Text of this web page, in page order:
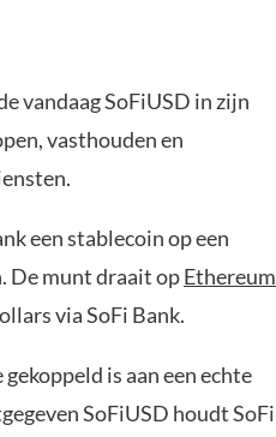
vandaag SoFiUSD in zijn
vasthouden en
een stablecoin op een
De munt draait opEthereum
via SoFi Bank.
is aan een echte
SoFiUSD houdt SoFi